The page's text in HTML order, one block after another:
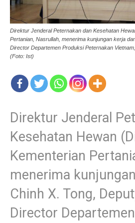
Direktur Jenderal Peternakan dan Kesehatan
Pertanian, Nasrullah, menerima kunjungan kerja
Director Departemen Produksi Peternakan
(Foto: Ist)
Direktur Jenderal
Kesehatan Hewan
Kementerian
menerima
Chinh X. Tong,
Director